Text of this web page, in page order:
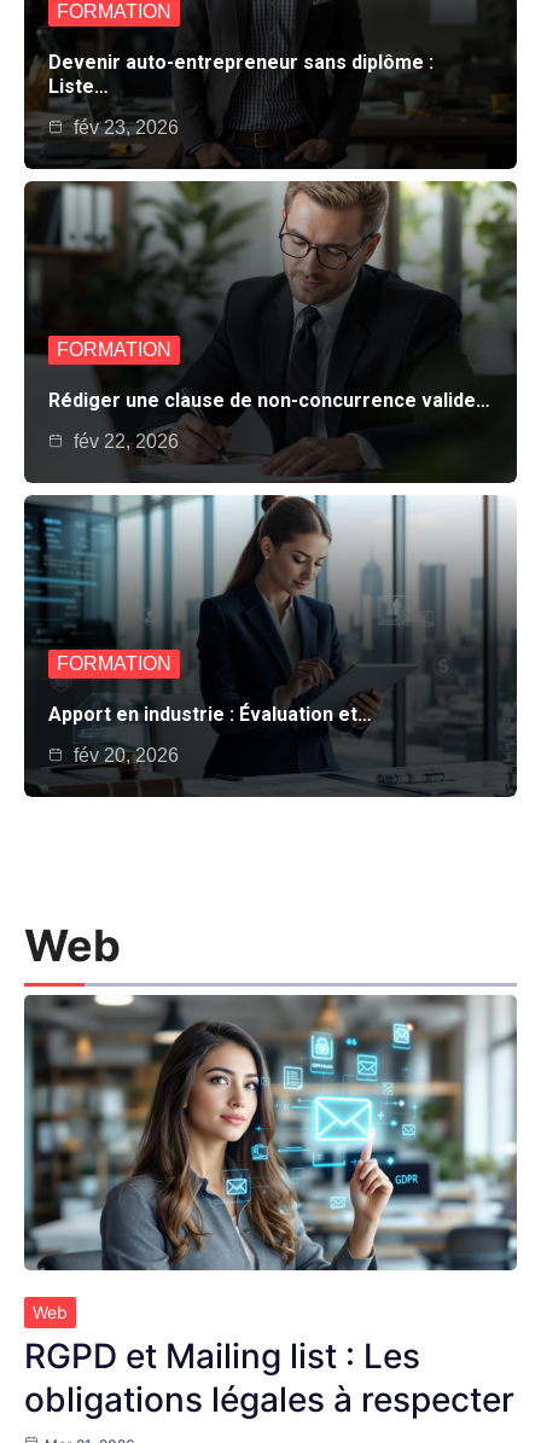
FORMATION
Devenir auto-entrepreneur sans diplôme :
Liste…
fév 23, 2026
FORMATION
Rédiger une clause de non-concurrence valide…
fév 22, 2026
FORMATION
Apport en industrie : Évaluation et…
fév 20, 2026
Web
Web
RGPD et Mailing list : Les
obligations légales à respecter